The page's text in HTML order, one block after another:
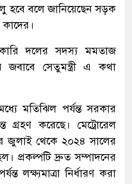
হবে বলে জানিয়েছেন সড়ক
দলের সদস্য মমতাজ
জবাবে সেতুমন্ত্রী এ কথা
মতিঝিল পর্যন্ত সরকার
গ্রহণ করেছে। মেট্রোরেল
জুলাই থেকে ২০২৪ সালের
প্রকল্পটি দ্রুত সম্পাদনের
লক্ষ্যমাত্রা নির্ধারণ করা